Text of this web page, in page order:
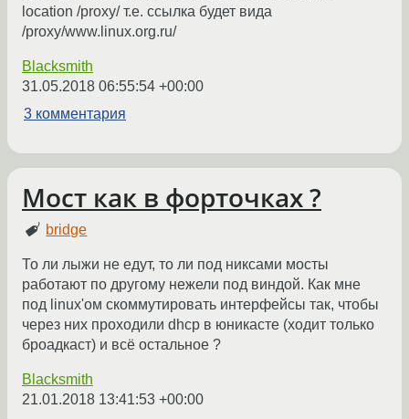
location /proxy/ т.е. ссылка будет вида
/proxy/www.linux.org.ru/
Blacksmith
31.05.2018 06:55:54 +00:00
3 комментария
Мост как в форточках ?
bridge
То ли лыжи не едут, то ли под никсами мосты
работают по другому нежели под виндой. Как мне
под linux'ом скоммутировать интерфейсы так, чтобы
через них проходили dhcp в юникасте (ходит только
броадкаст) и всё остальное ?
Blacksmith
21.01.2018 13:41:53 +00:00